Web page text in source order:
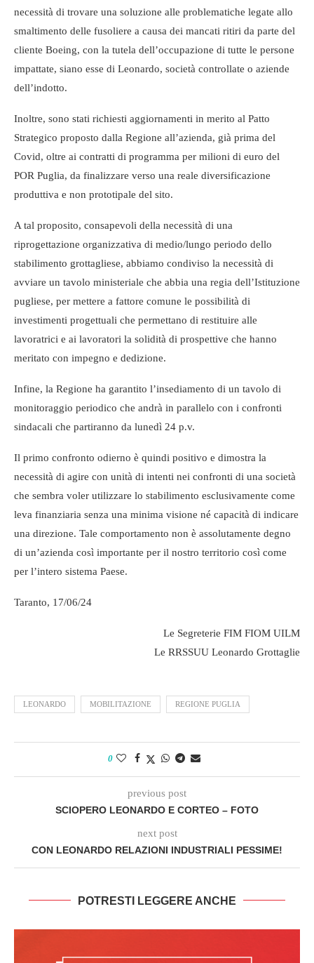
necessità di trovare una soluzione alle problematiche legate allo
smaltimento delle fusoliere a causa dei mancati ritiri da parte del
cliente Boeing, con la tutela dell’occupazione di tutte le persone
impattate, siano esse di Leonardo, società controllate o aziende
dell’indotto.
Inoltre, sono stati richiesti aggiornamenti in merito al Patto
Strategico proposto dalla Regione all’azienda, già prima del
Covid, oltre ai contratti di programma per milioni di euro del
POR Puglia, da finalizzare verso una reale diversificazione
produttiva e non prototipale del sito.
A tal proposito, consapevoli della necessità di una
riprogettazione organizzativa di medio/lungo periodo dello
stabilimento grottagliese, abbiamo condiviso la necessità di
avviare un tavolo ministeriale che abbia una regia dell’Istituzione
pugliese, per mettere a fattore comune le possibilità di
investimenti progettuali che permettano di restituire alle
lavoratrici e ai lavoratori la solidità di prospettive che hanno
meritato con impegno e dedizione.
Infine, la Regione ha garantito l’insediamento di un tavolo di
monitoraggio periodico che andrà in parallelo con i confronti
sindacali che partiranno da lunedì 24 p.v.
Il primo confronto odierno è quindi positivo e dimostra la
necessità di agire con unità di intenti nei confronti di una società
che sembra voler utilizzare lo stabilimento esclusivamente come
leva finanziaria senza una minima visione né capacità di indicare
una direzione. Tale comportamento non è assolutamente degno
di un’azienda così importante per il nostro territorio così come
per l’intero sistema Paese.
Taranto, 17/06/24
Le Segreterie FIM FIOM UILM
Le RRSSUU Leonardo Grottaglie
LEONARDO MOBILITAZIONE REGIONE PUGLIA
0
previous post
SCIOPERO LEONARDO E CORTEO – FOTO
next post
CON LEONARDO RELAZIONI INDUSTRIALI PESSIME!
POTRESTI LEGGERE ANCHE